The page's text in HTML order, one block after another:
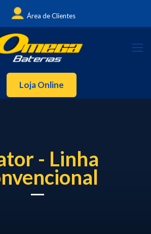
Área de Clientes
Loja Online
- Linha